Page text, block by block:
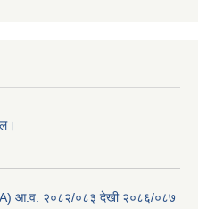
आ.व. २०८२/०८३ देखी २०८६/०८७